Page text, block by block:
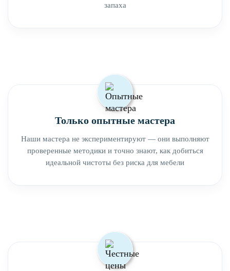
запаха
Только опытные мастера
Наши мастера не экспериментируют — они выполняют
проверенные методики и точно знают, как добиться
идеальной чистоты без риска для мебели